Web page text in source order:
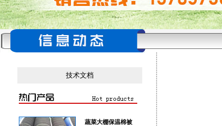
技术文档
蔬菜大棚保温棉被